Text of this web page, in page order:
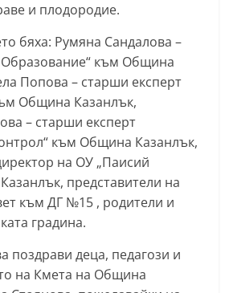
и плодородие.
бяха: Румяна Сандалова –
към Община
Попова – старши експерт
Община Казанлък,
– старши експерт
към Община Казанлък,
на ОУ „Паисий
представители на
към ДГ №15 , родители и
градина.
поздрави деца, педагози и
на Кмета на Община